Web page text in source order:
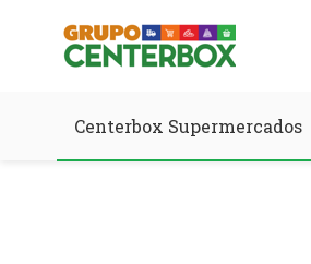
Centerbox Supermercados